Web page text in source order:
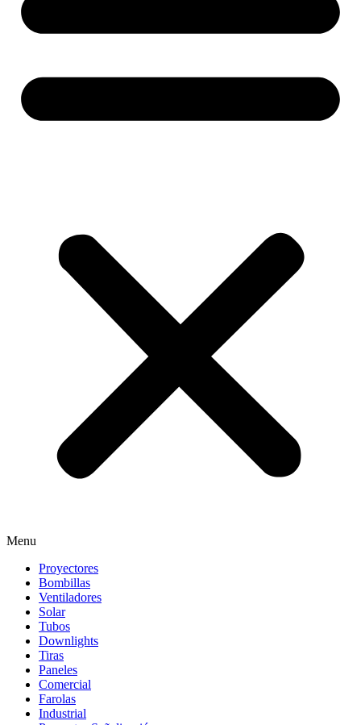
Menu
Proyectores
Bombillas
Ventiladores
Solar
Tubos
Downlights
Tiras
Paneles
Comercial
Farolas
Industrial